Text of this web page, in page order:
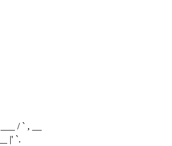
/ ` , __
|' `.